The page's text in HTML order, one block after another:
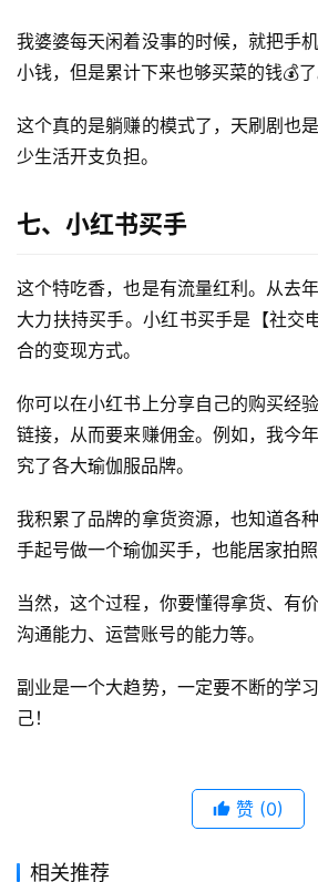
我婆婆每天闲着没事的时候，就把手
小钱，但是累计下来也够买菜的钱💰了
这个真的是躺赚的模式了，天刷剧也
少生活开支负担。
七、小红书买手
这个特吃香，也是有流量红利。从去
大力扶持买手。小红书买手是【社交
合的变现方式。
你可以在小红书上分享自己的购买经
链接，从而要来赚佣金。例如，我今
究了各大瑜伽服品牌。
我积累了品牌的拿货资源，也知道各
手起号做一个瑜伽买手，也能居家拍照
当然，这个过程，你要懂得拿货、有
沟通能力、运营账号的能力等。
副业是一个大趋势，一定要不断的学
己！
赞 (0)
相关推荐